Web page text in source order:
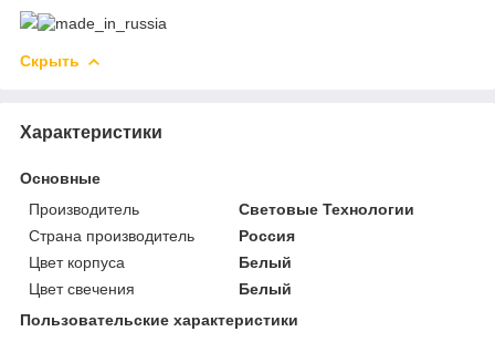
Скрыть
Характеристики
Основные
Производитель
Световые Технологии
Страна производитель
Россия
Цвет корпуса
Белый
Цвет свечения
Белый
Пользовательские характеристики